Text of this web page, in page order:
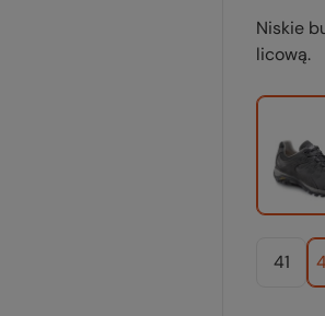
Niskie
licową.
41